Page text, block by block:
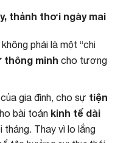
thảnh thơi ngày mai
không phải là một “chi
thông minh cho tương
của gia đình, cho sự tiện
bài toán kinh tế dài
tháng. Thay vì lo lắng